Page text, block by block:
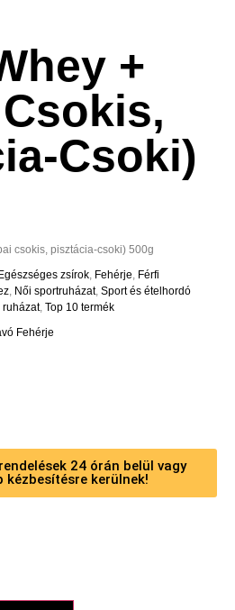
+
Csoki)
csokis, pisztácia-csoki) 500g
Egészséges zsírok, Fehérje, Férfi
, Női sportruházat, Sport és ételhordó
ruházat, Top 10 termék
Fehérje
24 órán belül vagy
kézbesítésre kerülnek!